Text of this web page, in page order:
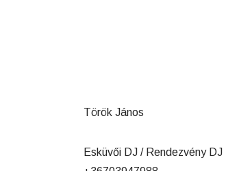
Török János
Esküvői DJ / Rendezvény DJ